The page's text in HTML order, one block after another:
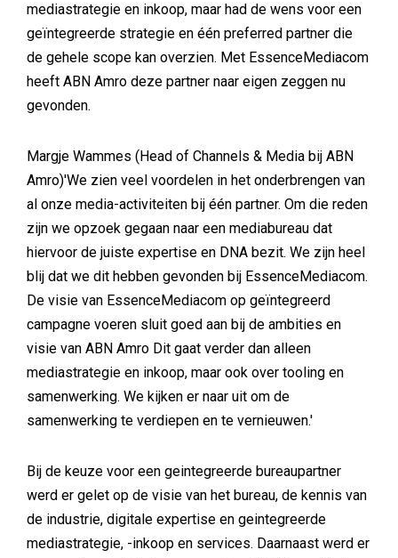
mediastrategie en inkoop, maar had de wens voor een
geïntegreerde strategie en één preferred partner die
de gehele scope kan overzien. Met EssenceMediacom
heeft ABN Amro deze partner naar eigen zeggen nu
gevonden.
Margje Wammes (Head of Channels & Media bij ABN
Amro)'We zien veel voordelen in het onderbrengen van
al onze media-activiteiten bij één partner. Om die reden
zijn we opzoek gegaan naar een mediabureau dat
hiervoor de juiste expertise en DNA bezit. We zijn heel
blij dat we dit hebben gevonden bij EssenceMediacom.
De visie van EssenceMediacom op geïntegreerd
campagne voeren sluit goed aan bij de ambities en
visie van ABN Amro Dit gaat verder dan alleen
mediastrategie en inkoop, maar ook over tooling en
samenwerking. We kijken er naar uit om de
samenwerking te verdiepen en te vernieuwen.'
Bij de keuze voor een geintegreerde bureaupartner
werd er gelet op de visie van het bureau, de kennis van
de industrie, digitale expertise en geintegreerde
mediastrategie, -inkoop en services. Daarnaast werd er